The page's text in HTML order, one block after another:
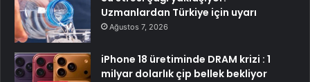
Uzmanlardan Türkiye için uyarı
Ağustos 7, 2026
iPhone 18 üretiminde DRAM krizi : 1
milyar dolarlık çip bellek bekliyor